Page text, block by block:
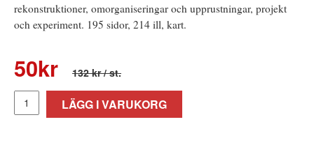
rekonstruktioner, omorganiseringar och upprustningar, projekt
och experiment. 195 sidor, 214 ill, kart.
50kr 132 kr/ st.
LÄGG I VARUKORG